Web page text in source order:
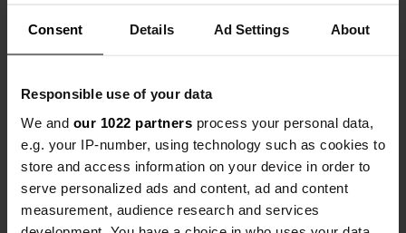
Consent Details Ad Settings About
Responsible use of your data
We and our 1022 partners process your personal data,
e.g. your IP-number, using technology such as cookies to
store and access information on your device in order to
serve personalized ads and content, ad and content
measurement, audience research and services
Contact
Emplacement
Förrådsvägen 4
573 43, Tranås, Suède
Copie
Coordonnées
58° 2' 51" N 14° 59' 46" E